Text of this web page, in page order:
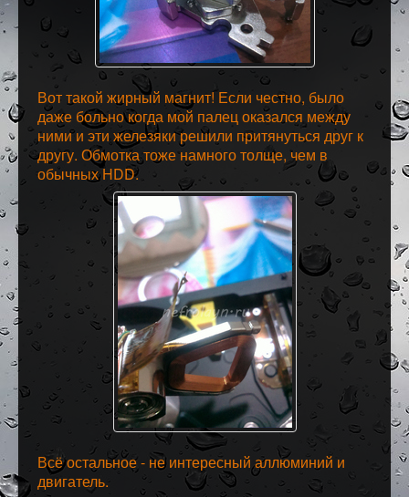
Вот такой жирный магнит! Если честно, было
даже больно когда мой палец оказался между
ними и эти железяки решили притянуться друг к
другу. Обмотка тоже намного толще, чем в
обычных HDD.
Всё остальное - не интересный аллюминий и
двигатель.